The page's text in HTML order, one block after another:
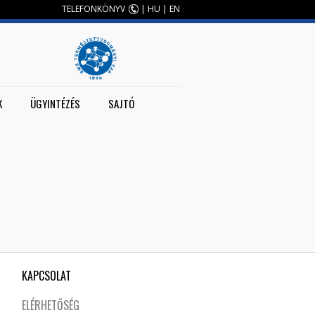
TELEFONKÖNYV | HU | EN
ÜGYINTÉZÉS SAJTÓ
KAPCSOLAT
ELÉRHETŐSÉG